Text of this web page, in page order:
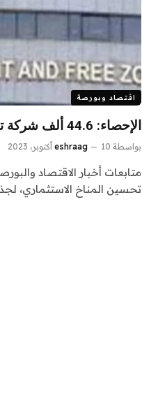
اقتصاد وبورصة
الإحصاء: 44.6 ألف شركة تأسست فى قطاع الصناعة خلال 10 سنوات
بواسطة eshraag 10 أكتوبر، 2023
متابعات أخبار الاقتصاد
تحسين المناخ الاستثماري،